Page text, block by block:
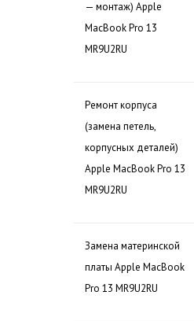
— монтаж) Apple
MacBook Pro 13
MR9U2RU
Ремонт корпуса
(замена петель,
корпусных деталей)
Apple MacBook Pro 13
MR9U2RU
Замена материнской
платы Apple MacBook
Pro 13 MR9U2RU